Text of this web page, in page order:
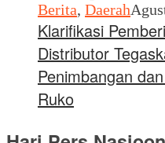
Berita, Daerah
Klarifikasi
Distributor
Penimbangan
Ruko